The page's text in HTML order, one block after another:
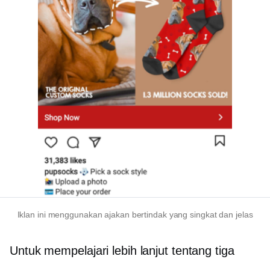
Iklan ini menggunakan ajakan bertindak yang singkat dan jelas
Untuk mempelajari lebih lanjut tentang tiga